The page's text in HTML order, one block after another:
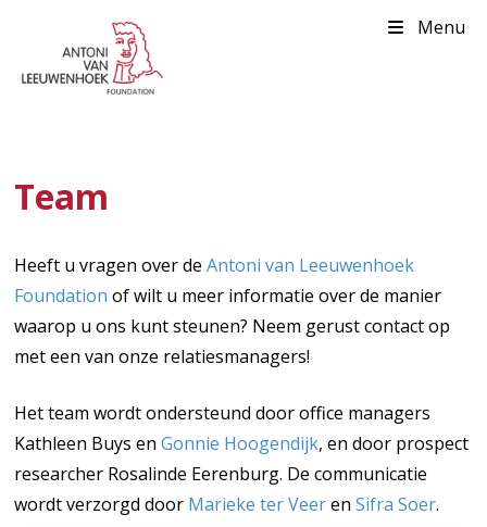
Menu
Team
Heeft u vragen over deAntoni van Leeuwenhoek
Foundation of wilt u meer informatie over de manier
waarop u ons kunt steunen? Neem gerust contact op
met een van onze relatiesmanagers!
Het team wordt ondersteund door office managers
Kathleen Buys enGonnie Hoogendijk, en door prospect
researcher Rosalinde Eerenburg. De communicatie
wordt verzorgd door Marieke ter VeerenSifra Soer.